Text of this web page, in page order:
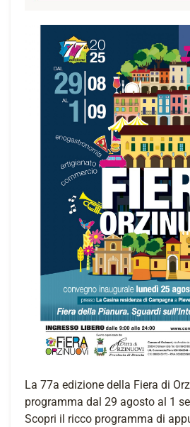
La 77a edizione della Fiera di
programma dal 29 agosto al 1
Scopri il ricco programma di